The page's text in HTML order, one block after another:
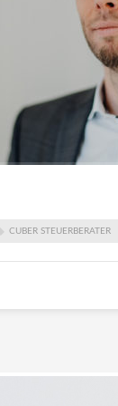
CUBER STEUERBERATER